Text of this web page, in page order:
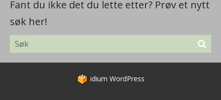
Fant du ikke det du lette etter? Prøv et nytt
søk her!
idium WordPress